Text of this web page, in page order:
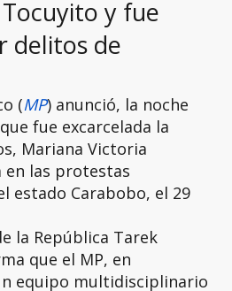
y fue
delitos de
(MP) anunció, la noche
fue excarcelada la
Mariana Victoria
en las protestas
estado Carabobo, el 29
la República Tarek
que el MP, en
equipo multidisciplinario